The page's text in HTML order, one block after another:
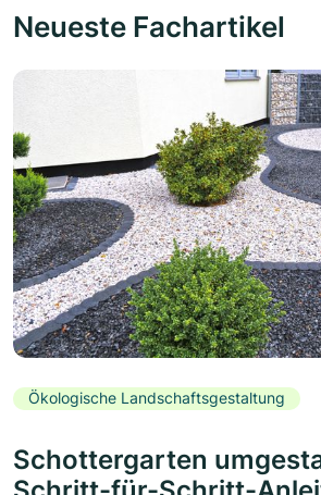
Neueste Fachartikel
Ökologische Landschaftsgestaltung
Schottergarten